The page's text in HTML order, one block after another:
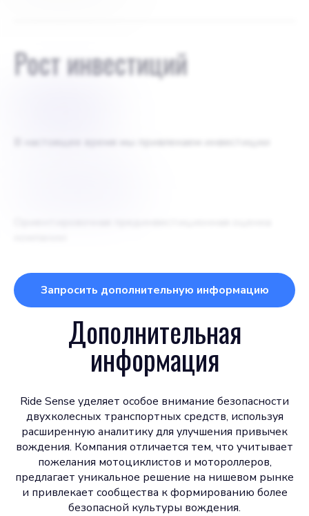
Рост инвестиций
В настоящее время мы привлекаем инвестиции
Запросить дополнительную информацию
Дополнительная
информация
Ride Sense уделяет особое внимание безопасности
двухколесных транспортных средств, используя
расширенную аналитику для улучшения привычек
вождения. Компания отличается тем, что учитывает
пожелания мотоциклистов и мотороллеров,
предлагает уникальное решение на нишевом рынке
и привлекает сообщества к формированию более
безопасной культуры вождения.